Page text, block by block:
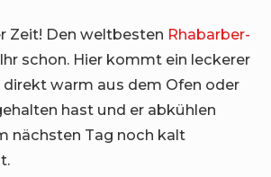
Zeit! Den weltbesten Rhabarber-
schon. Hier kommt ein leckerer
warm aus dem Ofen oder
hast und er abkühlen
nächsten Tag noch kalt